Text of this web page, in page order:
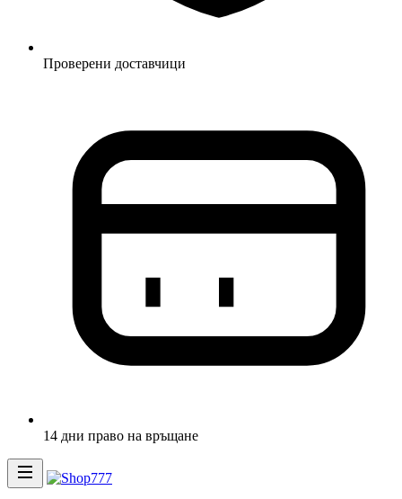
Проверени доставчици
14 дни право на връщане